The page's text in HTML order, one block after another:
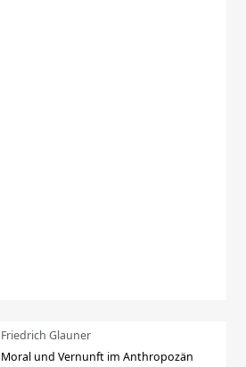
Friedrich Glauner
Moral und Vernunft im Anthropozän